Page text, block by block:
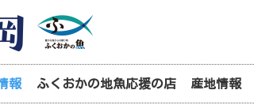
報 ふくおかの地魚応援の店 産地情報